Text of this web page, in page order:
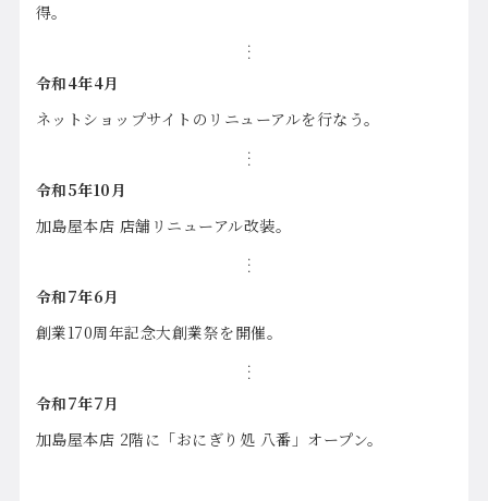
得。
令和4年4月
ネットショップサイトのリニューアルを行なう。
令和5年10月
加島屋本店 店舗リニューアル改装。
令和7年6月
創業170周年記念大創業祭を開催。
令和7年7月
加島屋本店 2階に「おにぎり処 八番」オープン。